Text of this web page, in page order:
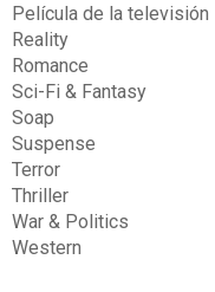
Película de la televisión
Reality
Romance
Sci-Fi & Fantasy
Soap
Suspense
Terror
Thriller
War & Politics
Western